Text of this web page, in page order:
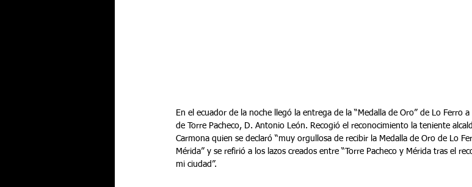
En el ecuador de la noche llegó la entrega de la “Medalla de Oro” de Lo Ferro
de Torre Pacheco, D. Antonio León. Recogió el reconocimiento la teniente
Carmona quien se declaró “muy orgullosa de recibir la Medalla de Oro de Lo
Mérida” y se refirió a los lazos creados entre “Torre Pacheco y Mérida tras el
mi ciudad”.